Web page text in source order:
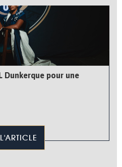
Dunkerque pour une